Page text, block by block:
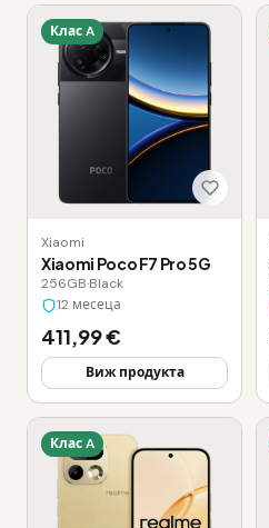
Клас A
Xiaomi
Xiaomi Poco F7 Pro 5G
256GB·Black
12 месеца
411,99 €
Виж продукта
Клас A